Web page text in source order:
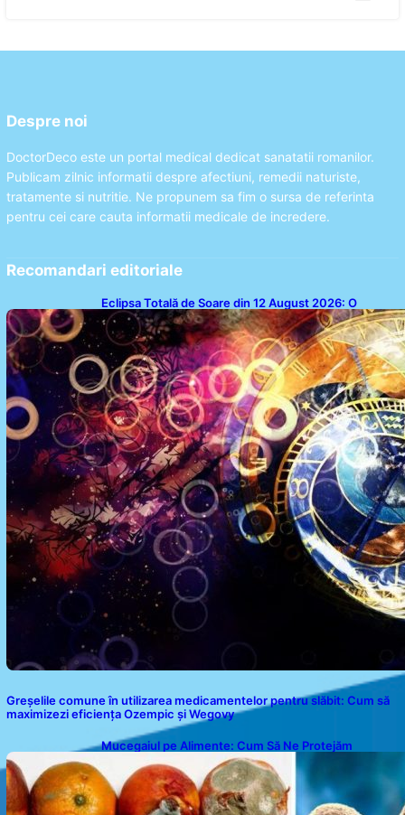
Despre noi
DoctorDeco este un portal medical dedicat sanatatii romanilor.
Publicam zilnic informatii despre afectiuni, remedii naturiste,
tratamente si nutritie. Ne propunem sa fim o sursa de referinta
pentru cei care cauta informatii medicale de incredere.
Recomandari editoriale
Eclipsa Totală de Soare din 12 August 2026: O
Analiză a Impactului asupra Trei Zodii și a Ciclului de
18 Ani
Greșelile comune în utilizarea medicamentelor pentru slăbit: Cum să
maximizezi eficiența Ozempic și Wegovy
Mucegaiul pe Alimente: Cum Să Ne Protejăm